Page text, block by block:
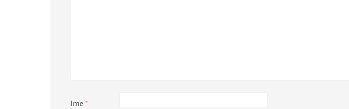
Ime *